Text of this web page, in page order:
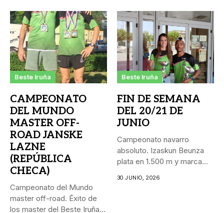
Beste Iruña
CAMPEONATO
DEL MUNDO
MASTER OFF-
ROAD JANSKE
LAZNE
(REPÚBLICA
CHECA)
Campeonato del Mundo
master off-road. Éxito de
los master del Beste Iruña...
Beste Iruña
FIN DE SEMANA
DEL 20/21 DE
JUNIO
Campeonato navarro
absoluto. Izaskun Beunza
plata en 1.500 m y marca
30 JUNIO, 2026